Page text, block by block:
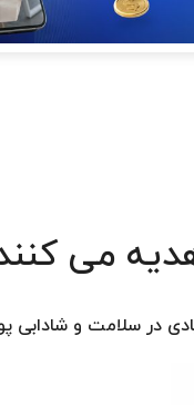
می
در سلامت و شادابی